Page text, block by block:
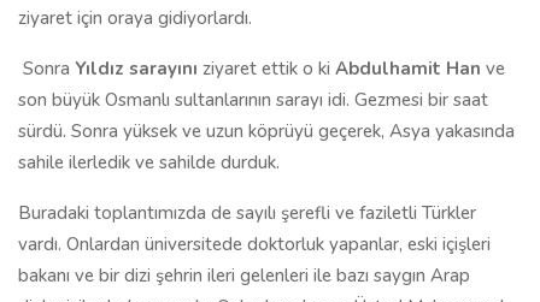
ziyaret için oraya gidiyorlardı.
Sonra Yıldız sarayını ziyaret ettik o ki Abdulhamit Han ve
son büyük Osmanlı sultanlarının sarayı idi. Gezmesi bir saat
sürdü. Sonra yüksek ve uzun köprüyü geçerek, Asya yakasında
sahile ilerledik ve sahilde durduk.
Buradaki toplantımızda de sayılı şerefli ve faziletli Türkler
vardı. Onlardan üniversitede doktorluk yapanlar, eski içişleri
bakanı ve bir dizi şehrin ileri gelenleri ile bazı saygın Arap